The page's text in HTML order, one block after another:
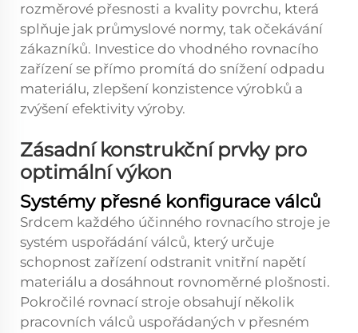
rozměrové přesnosti a kvality povrchu, která
splňuje jak průmyslové normy, tak očekávání
zákazníků. Investice do vhodného rovnacího
zařízení se přímo promítá do snížení odpadu
materiálu, zlepšení konzistence výrobků a
zvýšení efektivity výroby.
Zásadní konstrukční prvky pro
optimální výkon
Systémy přesné konfigurace válců
Srdcem každého účinného rovnacího stroje je
systém uspořádání válců, který určuje
schopnost zařízení odstranit vnitřní napětí
materiálu a dosáhnout rovnoměrné plošnosti.
Pokročilé rovnací stroje obsahují několik
pracovních válců uspořádaných v přesném